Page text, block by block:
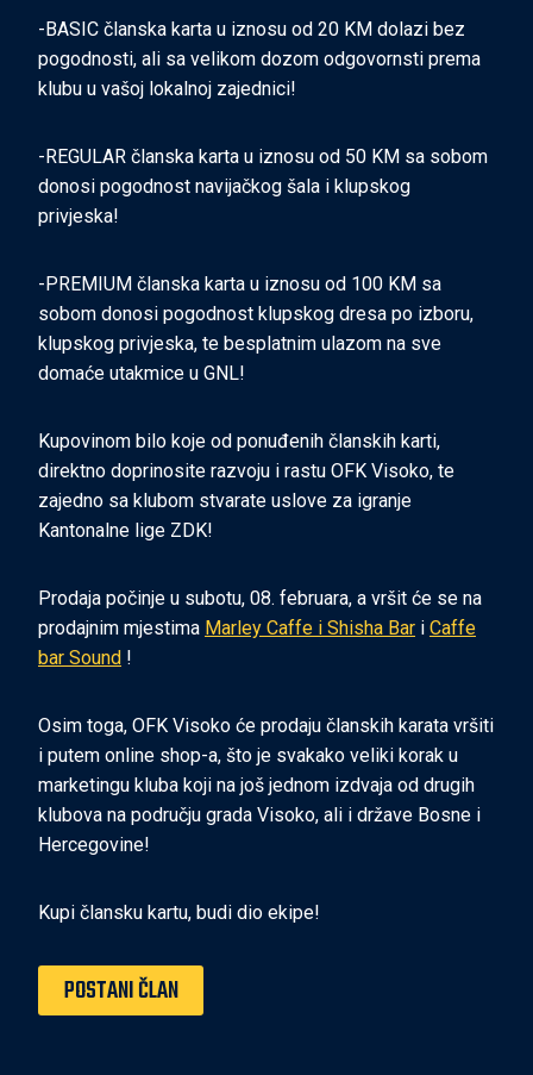
-BASIC članska karta u iznosu od 20 KM dolazi bez
pogodnosti, ali sa velikom dozom odgovornsti prema
klubu u vašoj lokalnoj zajednici!
-REGULAR članska karta u iznosu od 50 KM sa sobom
donosi pogodnost navijačkog šala i klupskog
privjeska!
-PREMIUM članska karta u iznosu od 100 KM sa
sobom donosi pogodnost klupskog dresa po izboru,
klupskog privjeska, te besplatnim ulazom na sve
domaće utakmice u GNL!
Kupovinom bilo koje od ponuđenih članskih karti,
direktno doprinosite razvoju i rastu OFK Visoko, te
zajedno sa klubom stvarate uslove za igranje
Kantonalne lige ZDK!
Prodaja počinje u subotu, 08. februara, a vršit će se na
prodajnim mjestima Marley Caffe i Shisha Bar i Caffe
bar Sound !
Osim toga, OFK Visoko će prodaju članskih karata vršiti
i putem online shop-a, što je svakako veliki korak u
marketingu kluba koji na još jednom izdvaja od drugih
klubova na području grada Visoko, ali i države Bosne i
Hercegovine!
Kupi člansku kartu, budi dio ekipe!
POSTANI ČLAN